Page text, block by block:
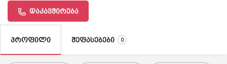
დაკავშირება
პროფილი შეფასებები 0